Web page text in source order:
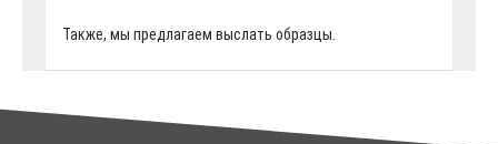
Также, мы предлагаем выслать образцы.